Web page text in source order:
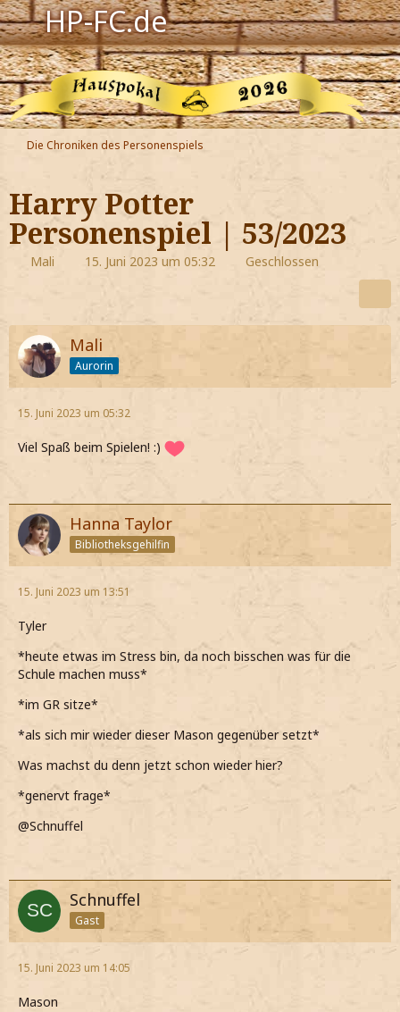
HP-FC.de
Navigation
Harry Potter
Der HP-FC
Hogwarts
Zauberwelt
Willkommen
Jetzt Fanclub-Mitglied werden!
Die Chroniken des Personenspiels
Harry Potter
Personenspiel | 53/2023
Mali 15. Juni 2023 um 05:32 Geschlossen
Mali
Aurorin
15. Juni 2023 um 05:32
Viel Spaß beim Spielen! :)
Hanna Taylor
Bibliotheksgehilfin
15. Juni 2023 um 13:51
Tyler
*heute etwas im Stress bin, da noch bisschen was für die
Schule machen muss*
*im GR sitze*
*als sich mir wieder dieser Mason gegenüber setzt*
Was machst du denn jetzt schon wieder hier?
*genervt frage*
@Schnuffel
Schnuffel
Gast
15. Juni 2023 um 14:05
Mason